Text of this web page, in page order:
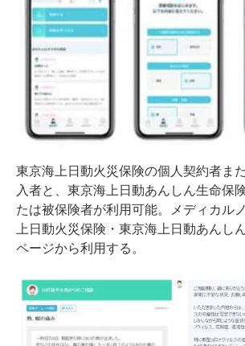
東京海上日動火災保険の個人契約者ま
入者と、東京海上日動あんしん生命保
たは被保険者が利用可能。メディカル
上日動火災保険・東京海上日動あんし
ページから利用する。